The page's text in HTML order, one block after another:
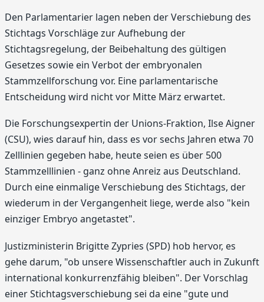
Den Parlamentarier lagen neben der Verschiebung des
Stichtags Vorschläge zur Aufhebung der
Stichtagsregelung, der Beibehaltung des gültigen
Gesetzes sowie ein Verbot der embryonalen
Stammzellforschung vor. Eine parlamentarische
Entscheidung wird nicht vor Mitte März erwartet.
Die Forschungsexpertin der Unions-Fraktion, Ilse Aigner
(CSU), wies darauf hin, dass es vor sechs Jahren etwa 70
Zelllinien gegeben habe, heute seien es über 500
Stammzelllinien - ganz ohne Anreiz aus Deutschland.
Durch eine einmalige Verschiebung des Stichtags, der
wiederum in der Vergangenheit liege, werde also "kein
einziger Embryo angetastet".
Justizministerin Brigitte Zypries (SPD) hob hervor, es
gehe darum, "ob unsere Wissenschaftler auch in Zukunft
international konkurrenzfähig bleiben". Der Vorschlag
einer Stichtagsverschiebung sei da eine "gute und